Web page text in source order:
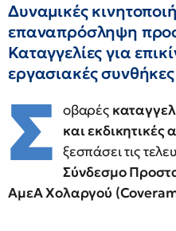
Δυναμικές
επαναπρόσληψη
Καταγγελίες για
εργασιακές συνθήκες
Σ οβαρές
και εκδικητικές
ξεσπάσει τις
Σύνδεσμο
ΑμεΑ Χολαργού